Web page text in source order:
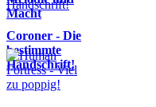
Macht
Coroner - Die
bestimmte
Handschrift!